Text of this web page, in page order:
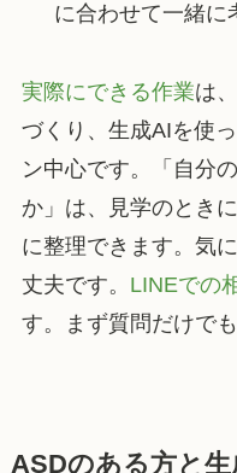
に合わせて一緒に
実際にできる作業は
づくり、生成AIを使
ン中心です。「自分
か」は、見学のとき
に整理できます。気
丈夫です。 LINEでの
す。まず質問だけで
ASDのある方と生